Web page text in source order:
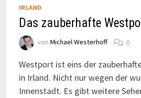
IRLAND
Das zauberhafte
von Michael Westerhoff 0
Westport ist eins der
in Irland. Nicht nur wegen der
Innenstadt. Es gibt weitere